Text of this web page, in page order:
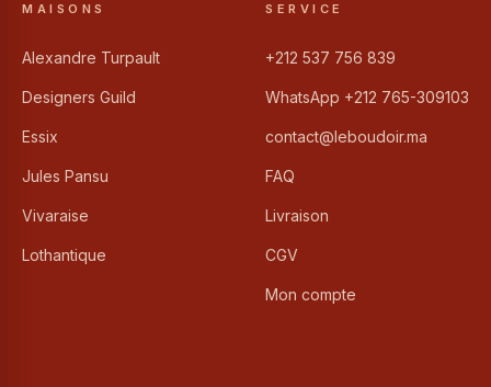
MAISONS
Alexandre Turpault
Designers Guild
Essix
Jules Pansu
Vivaraise
Lothantique
SERVICE
+212 537 756 839
WhatsApp +212 765-309103
contact@leboudoir.ma
FAQ
Livraison
CGV
Mon compte